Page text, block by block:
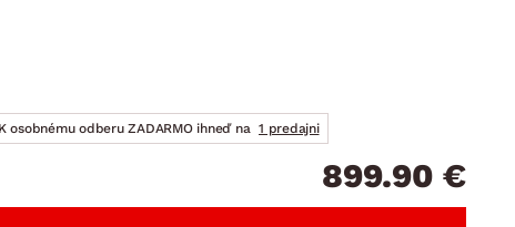
K osobnému odberu ZADARMO ihneď na 1 predajni
899.90 €